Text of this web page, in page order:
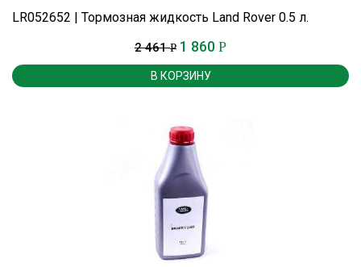
LR052652 | Тормозная жидкость Land Rover 0.5 л.
2 461Р 1 860 Р
В КОРЗИНУ